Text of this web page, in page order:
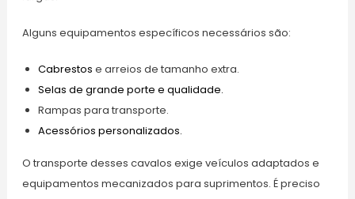
Alguns equipamentos específicos necessários são:
Cabrestos e arreios de tamanho extra.
Selas de grande porte e qualidade.
Rampas para transporte.
Acessórios personalizados.
O transporte desses cavalos exige veículos adaptados e
equipamentos mecanizados para suprimentos. É preciso